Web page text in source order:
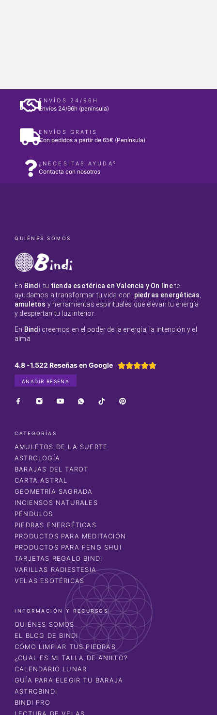
ENVÍOS 24/96H
Envíos 24/96h (península)
ENVÍOS GRATIS
Con pedidos a partir de 65€ (Península)
¿NECESITAS AYUDA?
Contacta con nosotros
QUIÉNES SOMOS
En Bindi , tu tienda esotérica en Valencia y On linete
ayudamos a transformar tu vida con piedras energéticas
amuletos y herramientas espirituales que elevan tu energía
y despiertan tu luz interior.
En Bindi creemos en el poder de la energía, la intención y el
alma
4.8 -1.522 Reseñas en Google 
AÑADIR RESEÑA
CATEGORÍAS
AMULETOS DE LA SUERTE
ASTROLOGÍA
BARAJAS DEL TAROT
CARTA ASTRAL
GEOMETRÍA SAGRADA
INCIENSOS NATURALES
PÉNDULOS
PIEDRAS ENERGÉTICAS
PRODUCTOS PARA MEDITACIÓN
PRODUCTOS PARA FENG SHUI
TARJETAS REGALO BINDI
VARILLAS RADIESTESIA
VELAS ESOTÉRICAS
INFORMACIÓN Y RECURSOS
QUIÉNES SOMOS
EL BLOG DE BINDI
CÓMO LIMPIAR TUS PIEDRAS
¿CUAL ES MI TALLA DE ANILLO?
CALENDARIO LUNAR
GUÍA PARA ELEGIR TU BARAJA
ASTROBINDI
BINDI PRO
LECTURA DE VELAS